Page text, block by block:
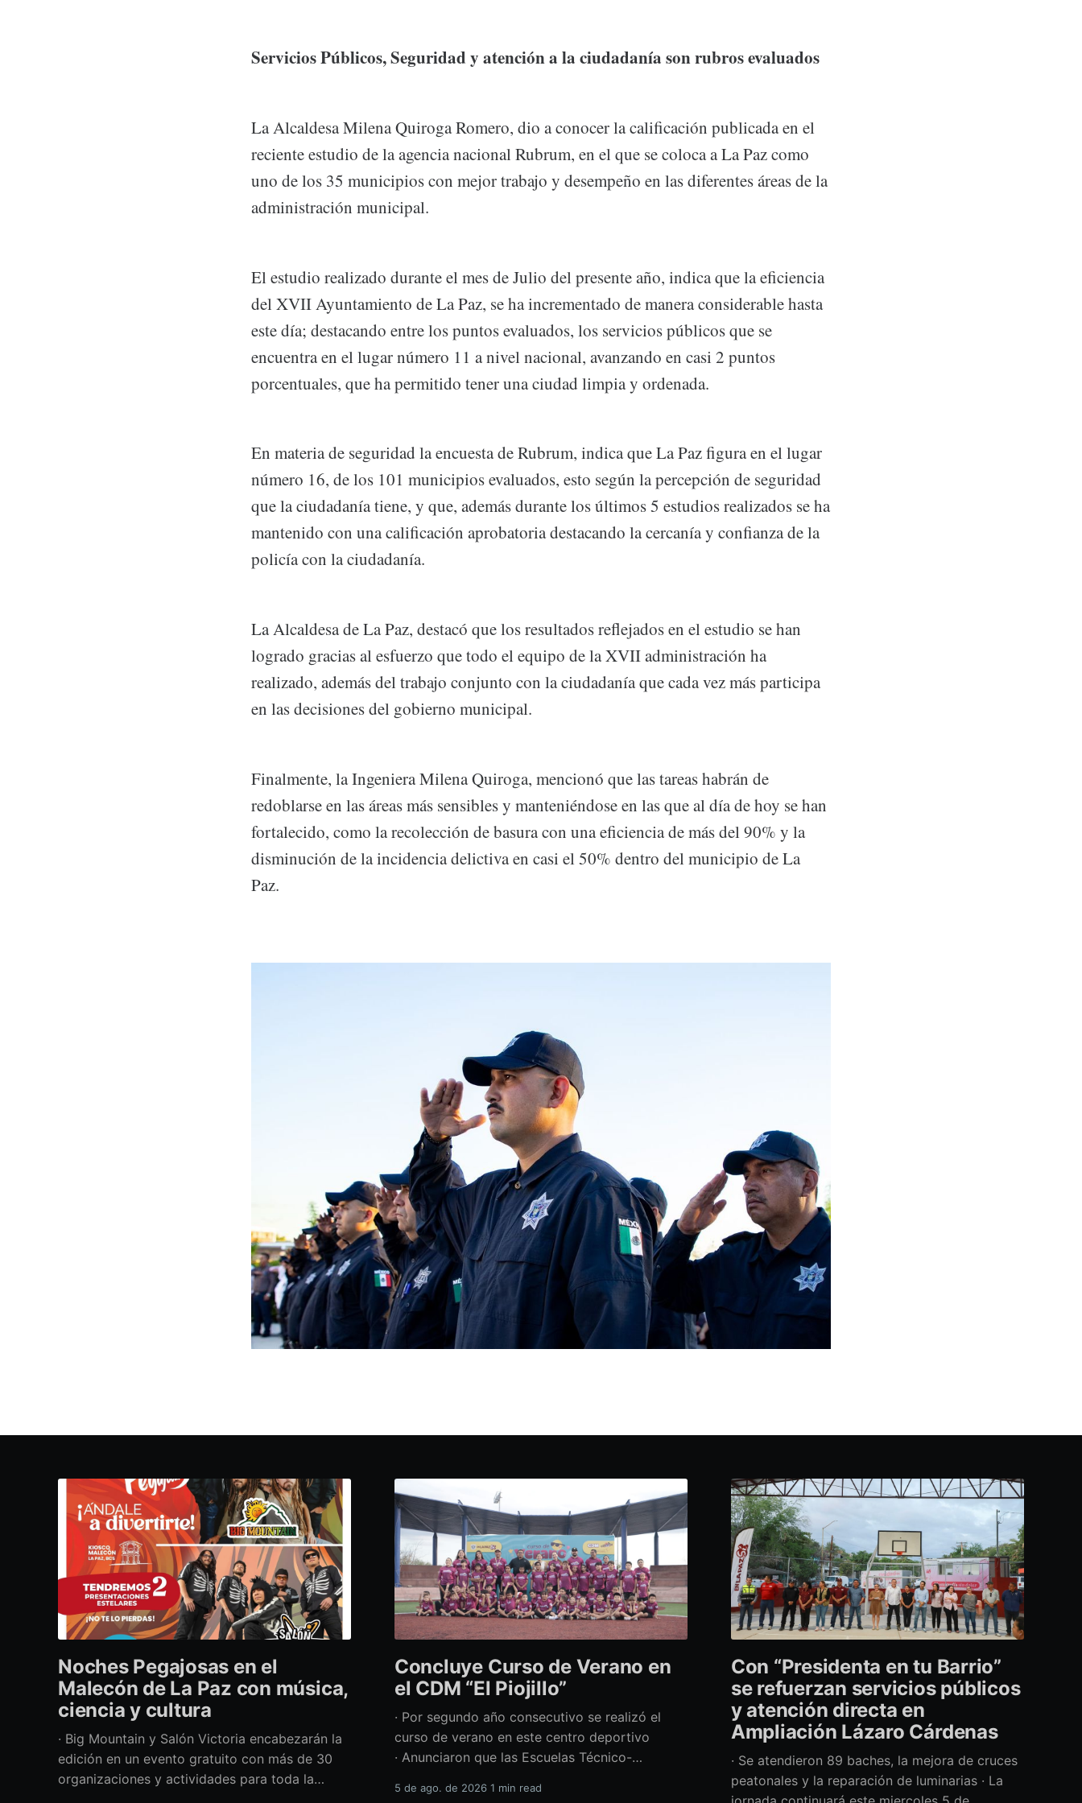
Servicios Públicos, Seguridad y atención a la ciudadanía son rubros evaluados
La Alcaldesa Milena Quiroga Romero, dio a conocer la calificación publicada en el
reciente estudio de la agencia nacional Rubrum, en el que se coloca a La Paz como
uno de los 35 municipios con mejor trabajo y desempeño en las diferentes áreas de la
administración municipal.
El estudio realizado durante el mes de Julio del presente año, indica que la eficiencia
del XVII Ayuntamiento de La Paz, se ha incrementado de manera considerable hasta
este día; destacando entre los puntos evaluados, los servicios públicos que se
encuentra en el lugar número 11 a nivel nacional, avanzando en casi 2 puntos
porcentuales, que ha permitido tener una ciudad limpia y ordenada.
En materia de seguridad la encuesta de Rubrum, indica que La Paz figura en el lugar
número 16, de los 101 municipios evaluados, esto según la percepción de seguridad
que la ciudadanía tiene, y que, además durante los últimos 5 estudios realizados se ha
mantenido con una calificación aprobatoria destacando la cercanía y confianza de la
policía con la ciudadanía.
La Alcaldesa de La Paz, destacó que los resultados reflejados en el estudio se han
logrado gracias al esfuerzo que todo el equipo de la XVII administración ha
realizado, además del trabajo conjunto con la ciudadanía que cada vez más participa
en las decisiones del gobierno municipal.
Finalmente, la Ingeniera Milena Quiroga, mencionó que las tareas habrán de
redoblarse en las áreas más sensibles y manteniéndose en las que al día de hoy se han
fortalecido, como la recolección de basura con una eficiencia de más del 90% y la
disminución de la incidencia delictiva en casi el 50% dentro del municipio de La
Paz.
Noches Pegajosas en el
Malecón de La Paz con música,
ciencia y cultura
· Big Mountain y Salón Victoria encabezarán la
edición en un evento gratuito con más de 30
organizaciones y actividades para toda la
Concluye Curso de Verano en
el CDM “El Piojillo”
· Por segundo año consecutivo se realizó el
curso de verano en este centro deportivo
· Anunciaron que las Escuelas Técnico-
actividades el próximo 24 de agosto Con una
5 de ago. de 2026 1 min read
Con “Presidenta en tu Barrio”
se refuerzan servicios públicos
y atención directa en
Ampliación Lázaro Cárdenas
· Se atendieron 89 baches, la mejora de cruces
peatonales y la reparación de luminarias · La